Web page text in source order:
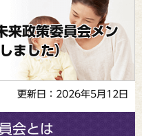
来政策委員会メン
ました）
更新日：2026年5月12日
会とは